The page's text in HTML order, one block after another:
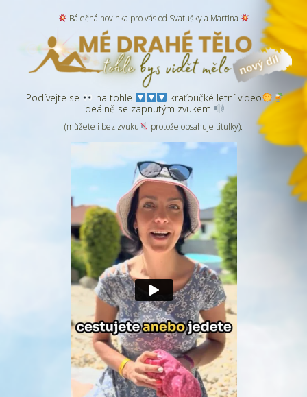
Báječná novinka pro vás od Svatušky a Martina
Podívejte se na tohle
kraťoučké letní video
ideálně se zapnutým zvukem
(můžete i bez zvuku protože obsahuje titulky):